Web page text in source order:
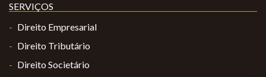
SERVIÇOS
Direito Empresarial
Direito Tributário
Direito Societário